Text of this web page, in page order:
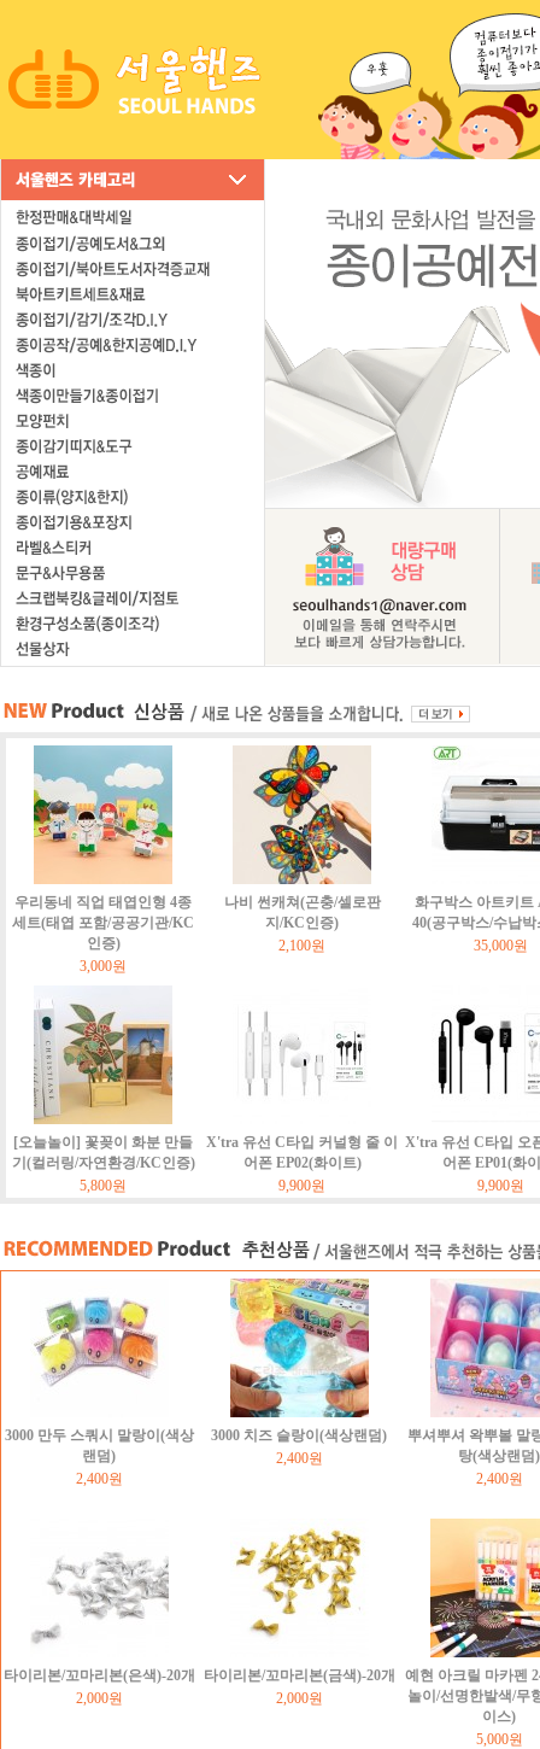
우리동네 직업 태엽인형 4종
세트(태엽 포함/공공기관/KC
인증)
3,000원
나비 썬캐쳐(곤충/셀로판
지/KC인증)
2,100원
화구박스 아트키
40(공구박스/수납
35,000원
[오늘놀이] 꽃꽂이 화분 만들
기(컬러링/자연환경/KC인증)
5,800원
X'tra 유선 C타입 커널형 줄 이
어폰 EP02(화이트)
9,900원
X'tra 유선 C타입 오
어폰 EP01(화
9,900원
3000 만두 스쿼시 말랑이(색상
랜덤)
2,400원
3000 치즈 슬랑이(색상랜덤)
2,400원
뿌셔뿌셔 왁뿌볼 말
탕(색상랜덤)
2,400원
타이리본/꼬마리본(은색)-20개
2,000원
타이리본/꼬마리본(금색)-20개
2,000원
예현 아크릴 마카펜
놀이/선명한발색/무
이스)
5,000원